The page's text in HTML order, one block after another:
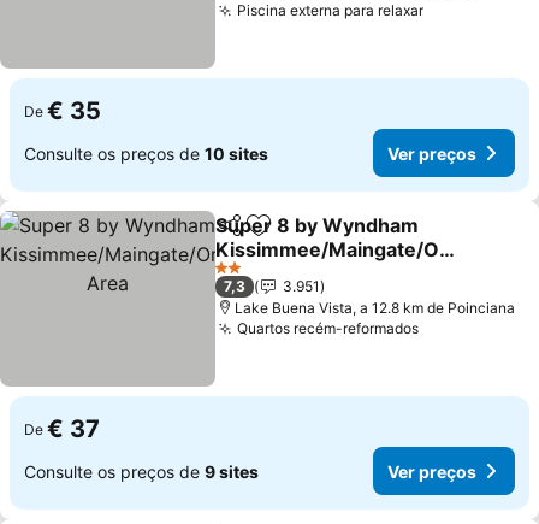
Piscina externa para relaxarVer preços
De € 35
Consulte os preços de 10 sites Ver preços
PartilharAdicionar aos favoritos
Super 8 by Wyndham
Kissimmee/Maingate/Orl
ando Area
Ver preços
2 Estrelas
7,3
3.951
Lake Buena Vista, a 12.8 km de Poinciana
Quartos recém-reformadosVer preços
De € 37
Consulte os preços de 9 sites Ver preços